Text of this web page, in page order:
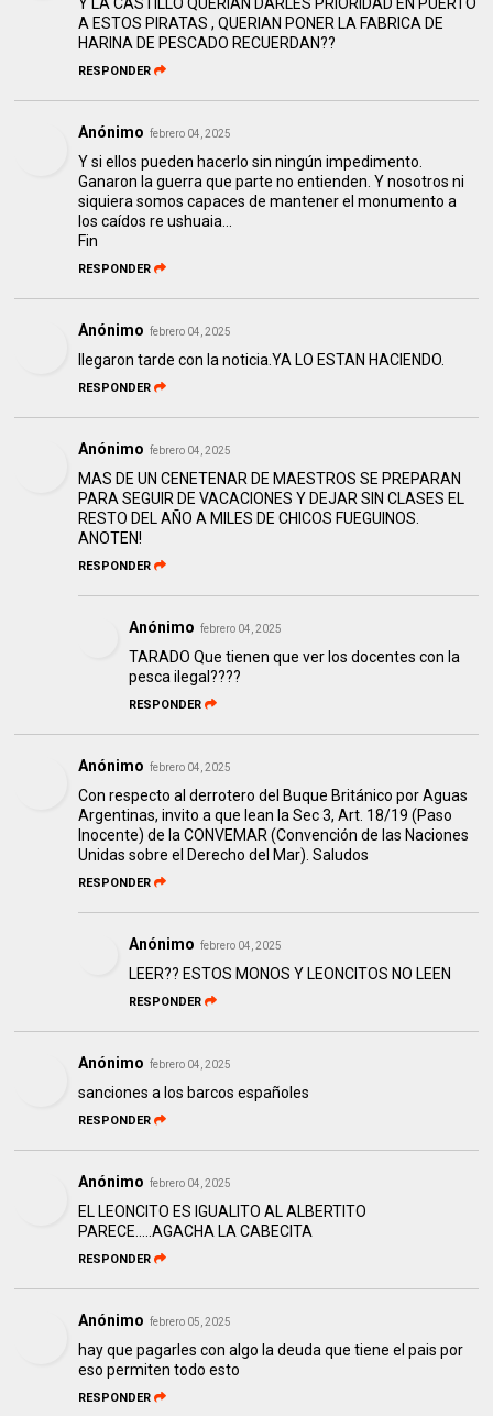
Y LA CASTILLO QUERIAN DARLES PRIORIDAD EN PUERTO
A ESTOS PIRATAS , QUERIAN PONER LA FABRICA DE
HARINA DE PESCADO RECUERDAN??
RESPONDER
Anónimo febrero 04, 2025
Y si ellos pueden hacerlo sin ningún impedimento.
Ganaron la guerra que parte no entienden. Y nosotros ni
siquiera somos capaces de mantener el monumento a
los caídos re ushuaia...
Fin
RESPONDER
Anónimo febrero 04, 2025
llegaron tarde con la noticia.YA LO ESTAN HACIENDO.
RESPONDER
Anónimo febrero 04, 2025
MAS DE UN CENETENAR DE MAESTROS SE PREPARAN
PARA SEGUIR DE VACACIONES Y DEJAR SIN CLASES EL
RESTO DEL AÑO A MILES DE CHICOS FUEGUINOS.
ANOTEN!
RESPONDER
Anónimo febrero 04, 2025
TARADO Que tienen que ver los docentes con la
pesca ilegal????
RESPONDER
Anónimo febrero 04, 2025
Con respecto al derrotero del Buque Británico por Aguas
Argentinas, invito a que lean la Sec 3, Art. 18/19 (Paso
Inocente) de la CONVEMAR (Convención de las Naciones
Unidas sobre el Derecho del Mar). Saludos
RESPONDER
Anónimo febrero 04, 2025
LEER?? ESTOS MONOS Y LEONCITOS NO LEEN
RESPONDER
Anónimo febrero 04, 2025
sanciones a los barcos españoles
RESPONDER
Anónimo febrero 04, 2025
EL LEONCITO ES IGUALITO AL ALBERTITO
PARECE.....AGACHA LA CABECITA
RESPONDER
Anónimo febrero 05, 2025
hay que pagarles con algo la deuda que tiene el pais por
eso permiten todo esto
RESPONDER